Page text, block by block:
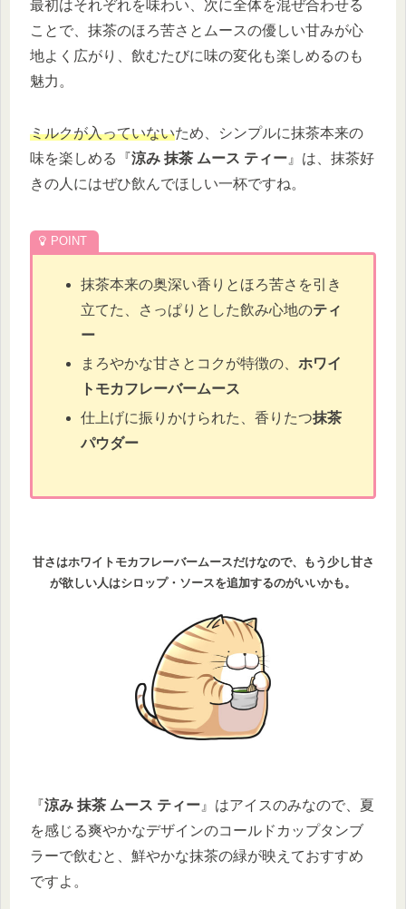
最初はそれぞれを味わい、次に全体を混ぜ合わせる
ことで、抹茶のほろ苦さとムースの優しい甘みが心
地よく広がり、飲むたびに味の変化も楽しめるのも
魅力。
ミルクが入っていないため、シンプルに抹茶本来の
味を楽しめる『涼み 抹茶 ムース ティー 』は、抹茶好
きの人にはぜひ飲んでほしい一杯ですね。
抹茶本来の奥深い香りとほろ苦さを引き
立てた、さっぱりとした飲み心地のティ
ー
まろやかな甘さとコクが特徴の、ホワイ
トモカフレーバームース
仕上げに振りかけられた、香りたつ抹茶
パウダー
甘さはホワイトモカフレーバームースだけなので、もう少し甘さ
が欲しい人はシロップ・ソースを追加するのがいいかも。
『涼み 抹茶 ムース ティー 』はアイスのみなので、夏
を感じる爽やかなデザインのコールドカップタンブ
ラーで飲むと、鮮やかな抹茶の緑が映えておすすめ
ですよ。